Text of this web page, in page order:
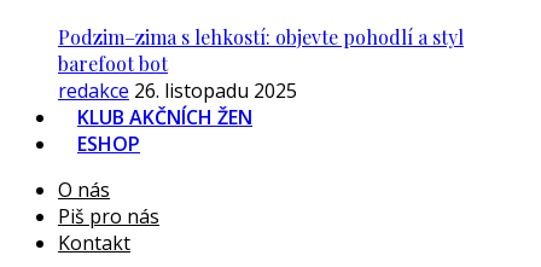
Podzim–zima s lehkostí: objevte pohodlí a styl
barefoot bot
redakce 26. listopadu 2025
KLUB AKČNÍCH ŽEN
ESHOP
O nás
Piš pro nás
Kontakt